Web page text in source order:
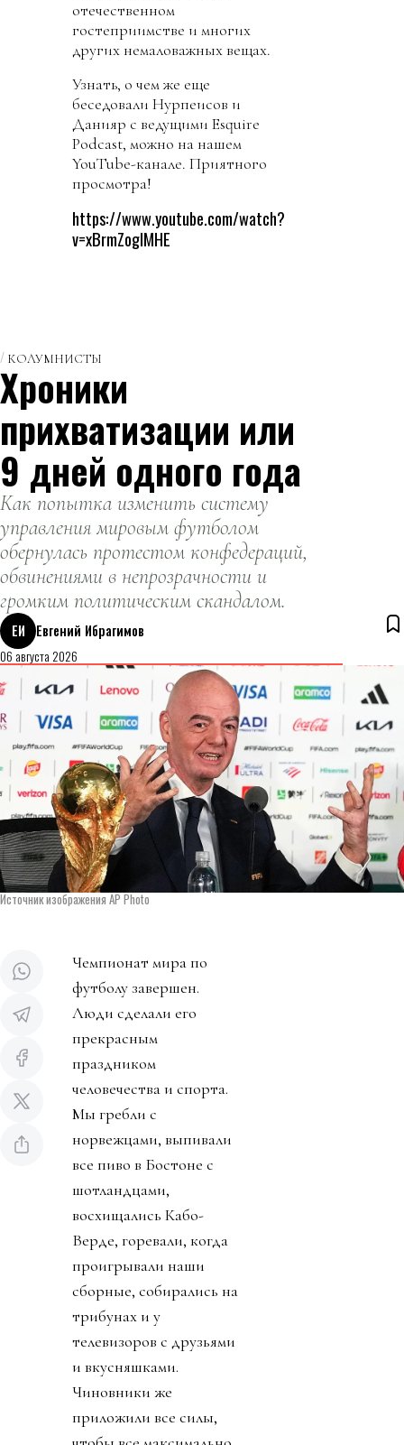
отечественном
гостеприимстве и многих
других немаловажных вещах.
Узнать, о чем же еще
беседовали Нурпеисов и
Данияр с ведущими Esquire
Podcast, можно на нашем
YouTube-канале. Приятного
просмотра!
https://www.youtube.com/watch?
v=xBrmZoglMHE
КОЛУМНИСТЫ
Хроники
прихватизации или
9 дней одного года
Как попытка изменить систему
управления мировым футболом
обернулась протестом конфедераций,
обвинениями в непрозрачности и
громким политическим скандалом.
ЕИ
Евгений Ибрагимов
06 августа 2026
Источник изображения AP Photo
Чемпионат мира по
футболу завершен.
Люди сделали его
прекрасным
праздником
человечества и спорта.
Мы гребли с
норвежцами, выпивали
все пиво в Бостоне с
шотландцами,
восхищались Кабо-
Верде, горевали, когда
проигрывали наши
сборные, собирались на
трибунах и у
телевизоров с друзьями
и вкусняшками.
Чиновники же
приложили все силы,